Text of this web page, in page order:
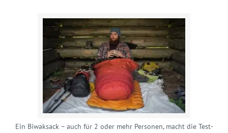
Ein Biwaksack – auch für 2 oder mehr Personen, macht die Test-